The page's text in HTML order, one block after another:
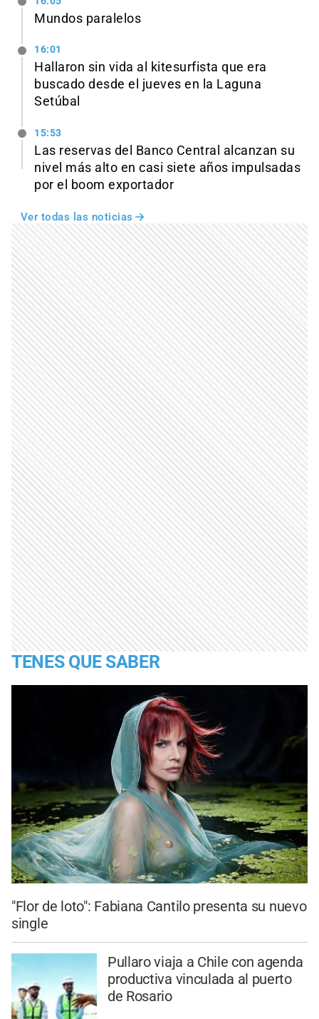
Mundos paralelos
16:01
Hallaron sin vida al kitesurfista que era
buscado desde el jueves en la Laguna
Setúbal
15:53
Las reservas del Banco Central alcanzan su
nivel más alto en casi siete años impulsadas
por el boom exportador
Ver todas las noticias
TENES QUE SABER
"Flor de loto": Fabiana Cantilo presenta su nuevo
single
Pullaro viaja a Chile con agenda
productiva vinculada al puerto
de Rosario